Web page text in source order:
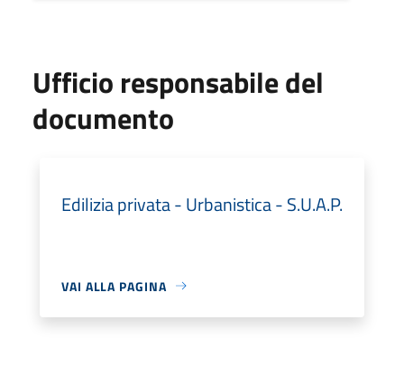
Ufficio responsabile del
documento
Edilizia privata - Urbanistica - S.U.A.P.
VAI ALLA PAGINA